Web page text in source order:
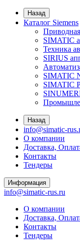
Назад
Каталог Siemens
SIMATIC
Техника
SIRIUS
SIMATIC
SIMATIC
Назад
info@simatic-
О компании
Доставка,
Контакты
Тендеры
Информация
info@simatic-rus.ru
О компании
Доставка,
Контакты
Тендеры